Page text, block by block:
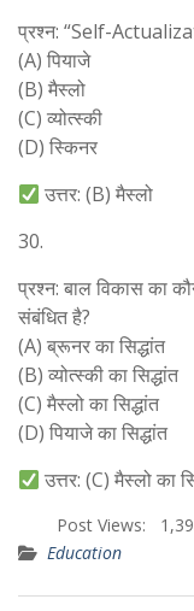
प्रश्न: “Self-
(A) पियाजे
(B) मैस्लो
(C) व्योत्स्की
(D) स्किनर
उत्तर: (B) मैस्लो
30.
प्रश्न: बाल विकास का
संबंधित है?
(A) ब्रूनर का सिद्धांत
(B) व्योत्स्की का सिद्धांत
(C) मैस्लो का सिद्धांत
(D) पियाजे का सिद्धांत
उत्तर: (C) मैस्लो का
Post Views:
Education